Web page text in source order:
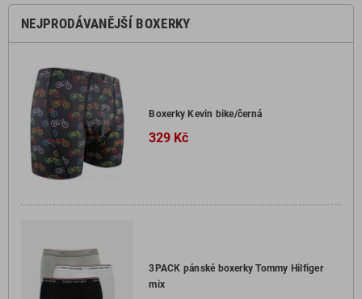
NEJPRODÁVANĚJŠÍ BOXERKY
Boxerky Kevin bike/černá
329 Kč
3PACK pánské boxerky Tommy Hilfiger
mix